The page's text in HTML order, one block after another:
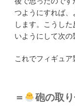
つようにすれば
します。こうし
いようにして次の
これでフィギュア
＝ 砲の取